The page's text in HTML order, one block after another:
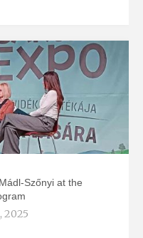
Szőnyi at the
2025